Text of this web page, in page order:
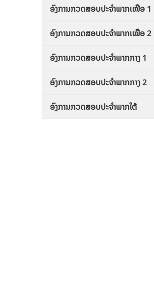
ອົງການກວດສອບປະຈຳພາກເໜືອ 1
ອົງການກວດສອບປະຈຳພາກເໜືອ 2
ອົງການກວດສອບປະຈຳພາກກາງ 1
ອົງການກວດສອບປະຈຳພາກກາງ 2
ອົງການກວດສອບປະຈຳພາກໃຕ້